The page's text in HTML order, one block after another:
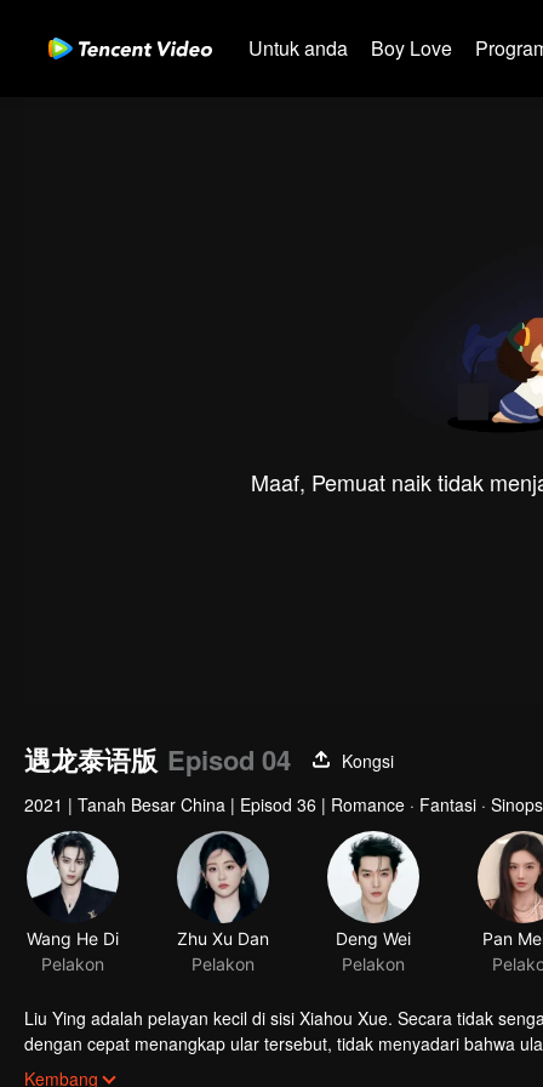
Untuk anda Boy Love
Maaf, Pemuat naik tidak
遇龙泰语版 Episod 04
Kongsi
2021 | Tanah Besar China | Episod 36 | Romance · Fantasi ·
Wang He Di
Pelakon
Zhu Xu Dan
Pelakon
Deng Wei
Pelakon
Pan
Liu Ying adalah pelayan kecil di sisi Xiahou Xue. Secara tidak
dengan cepat menangkap ular tersebut, tidak menyadari bahwa
seribu tahun, bernama Yuchi Longyan. Yuchi Longyan
Kembang